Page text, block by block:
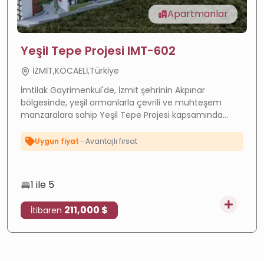
Apartmanlar
Yeşil Tepe Projesi IMT-602
İZMİT,KOCAELİ,Türkiye
İmtilak Gayrimenkul'de, İzmit şehrinin Akpınar
bölgesinde, yeşil ormanlarla çevrili ve muhteşem
manzaralara sahip Yeşil Tepe Projesi kapsamında
Değer artışı— Hızla gelişen bölge
Yüksek getiri
Güçlü kira getirisi
Deniz manzarası—Harika manzara
Avantajlı fırsat
İnşaatta—Devam eden proje
1 ile 5
İtibaren 211,000 $